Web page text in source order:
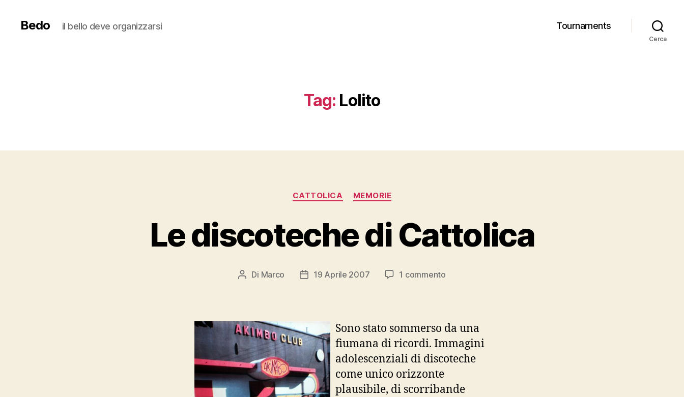
Bedo il bello deve organizzarsi Tournaments
Cerca
Tag: Lolito
Categorie
CATTOLICA MEMORIE
Le discoteche di Cattolica
Autore
Di Marco
Data19 Aprile 2007 1 commentosu
Cattolica
Sono stato sommerso da una
fiumana di ricordi. Immagini
adolescenziali di discoteche
come unico orizzonte
plausibile, di scorribande